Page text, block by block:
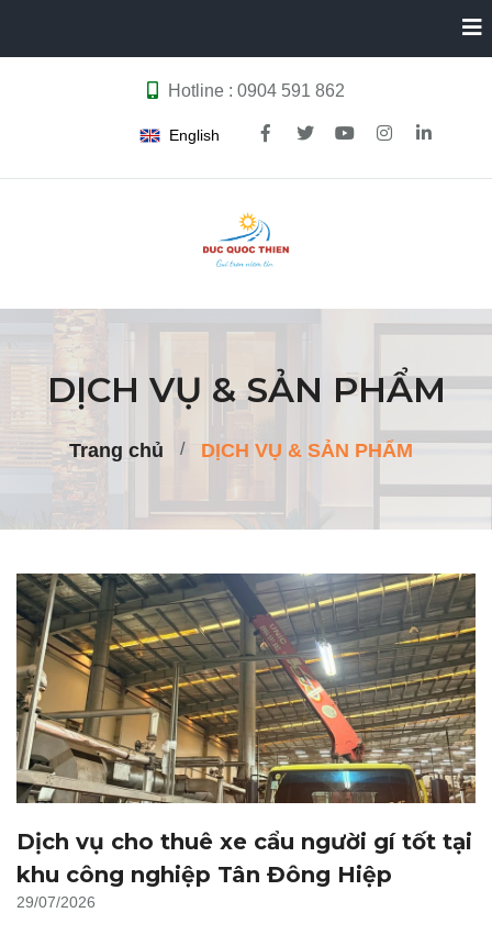
DỊCH VỤ & SẢN PHẨM
Trang chủ DỊCH VỤ & SẢN PHẨM
Dịch vụ cho thuê xe cẩu người gí tốt tại
khu công nghiệp Tân Đông Hiệp
29/07/2026
Hotline : 0904 591 862
English